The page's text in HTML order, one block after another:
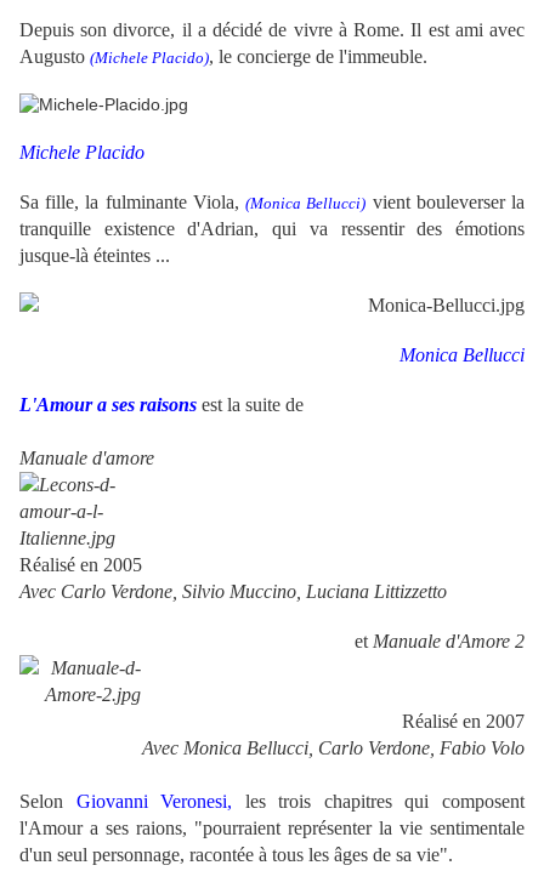
Depuis son divorce, il a décidé de vivre à Rome. Il est ami avec
Augusto (Michele Placido), le concierge de l'immeuble.
Michele Placido
Sa fille, la fulminante Viola,(Monica Bellucci) vient bouleverser la
tranquille existence d'Adrian, qui va ressentir des émotions
jusque-là éteintes ...
Monica Bellucci
L'Amour a ses raisons est la suite de
Manuale d'amore
Réalisé en 2005
Avec Carlo Verdone, Silvio Muccino, Luciana Littizzetto
et Manuale d'Amore 2
Réalisé en 2007
Avec Monica Bellucci, Carlo Verdone, Fabio Volo
Selon Giovanni Veronesi, les trois chapitres qui composent
l'Amour a ses raions, "pourraient représenter la vie sentimentale
d'un seul personnage, racontée à tous les âges de sa vie".